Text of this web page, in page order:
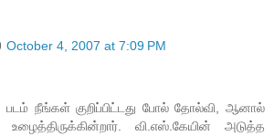
October 4, 2007 at 7:09 PM
படம் நீங்கள் குறிப்பிட்டது போல் தோல்வி, ஆனால்
வி.எஸ்.கேயின் அடுத்த